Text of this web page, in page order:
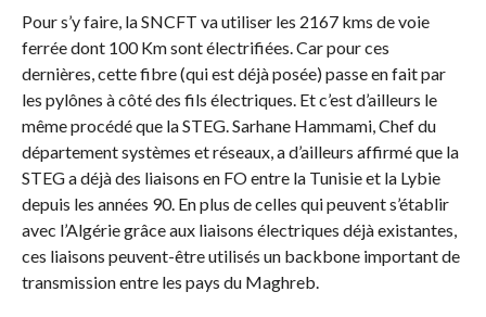
Pour s’y faire, la SNCFT va utiliser les 2167 kms de voie
ferrée dont 100 Km sont électrifiées. Car pour ces
dernières, cette fibre (qui est déjà posée) passe en fait par
les pylônes à côté des fils électriques. Et c’est d’ailleurs le
même procédé que la STEG. Sarhane Hammami, Chef du
département systèmes et réseaux, a d’ailleurs affirmé que la
STEG a déjà des liaisons en FO entre la Tunisie et la Lybie
depuis les années 90. En plus de celles qui peuvent s’établir
avec l’Algérie grâce aux liaisons électriques déjà existantes,
ces liaisons peuvent-être utilisés un backbone important de
transmission entre les pays du Maghreb.